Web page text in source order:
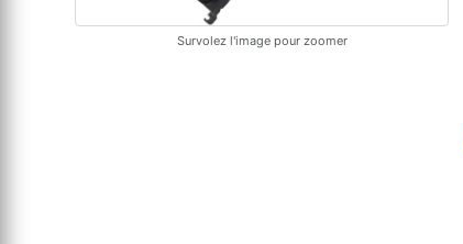
Survolez l'image pour zoomer